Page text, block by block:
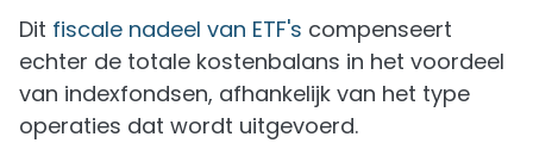
Dit fiscale nadeel van ETF's compenseert
echter de totale kostenbalans in het voordeel
van indexfondsen, afhankelijk van het type
operaties dat wordt uitgevoerd.